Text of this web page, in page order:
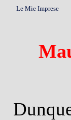
Le Mie Imprese